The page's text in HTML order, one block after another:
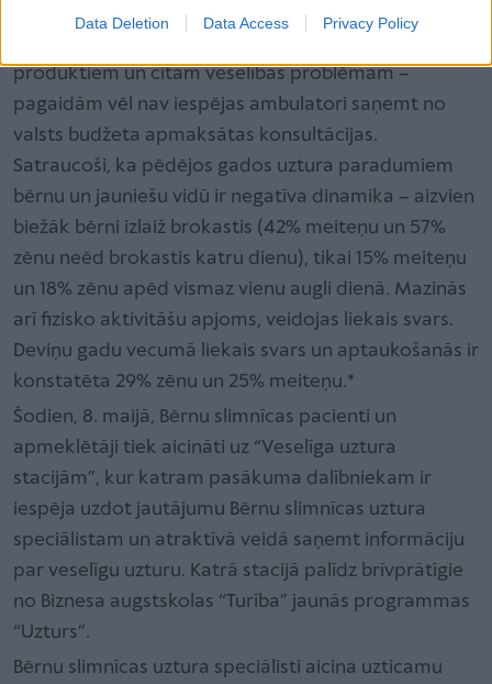
Data Deletion Data Access Privacy Policy
pacientu daļai – bērniem ar virssvaru, nepietiekamu
produktiem un citām veselības problēmām –
pagaidām vēl nav iespējas ambulatori saņemt no
valsts budžeta apmaksātas konsultācijas.
Satraucoši, ka pēdējos gados uztura paradumiem
bērnu un jauniešu vidū ir negatīva dinamika – aizvien
biežāk bērni izlaiž brokastis (42% meiteņu un 57%
zēnu neēd brokastis katru dienu), tikai 15% meiteņu
un 18% zēnu apēd vismaz vienu augli dienā. Mazinās
arī fizisko aktivitāšu apjoms, veidojas liekais svars.
Deviņu gadu vecumā liekais svars un aptaukošanās ir
konstatēta 29% zēnu un 25% meiteņu.*
Šodien, 8. maijā, Bērnu slimnīcas pacienti un
apmeklētāji tiek aicināti uz “Veselīga uztura
stacijām”, kur katram pasākuma dalībniekam ir
iespēja uzdot jautājumu Bērnu slimnīcas uztura
speciālistam un atraktīvā veidā saņemt informāciju
par veselīgu uzturu. Katrā stacijā palīdz brīvprātīgie
no Biznesa augstskolas “Turība” jaunās programmas
“Uzturs”.
Bērnu slimnīcas uztura speciālisti aicina uzticamu